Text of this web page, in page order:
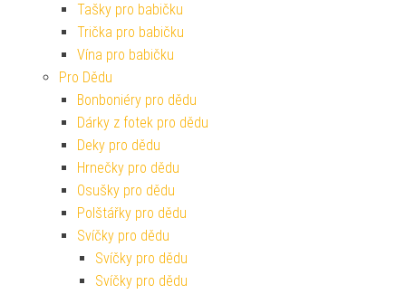
Tašky pro babičku
Trička pro babičku
Vína pro babičku
Pro Dědu
Bonboniéry pro dědu
Dárky z fotek pro dědu
Deky pro dědu
Hrnečky pro dědu
Osušky pro dědu
Polštářky pro dědu
Svíčky pro dědu
Svíčky pro dědu
Svíčky pro dědu